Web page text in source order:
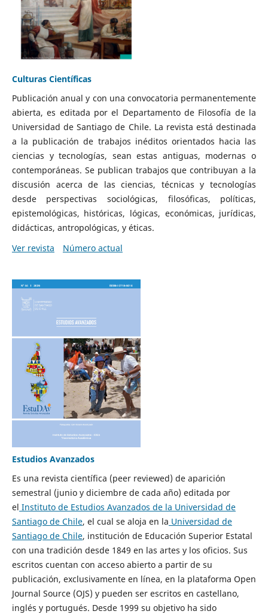
Culturas Científicas
Publicación anual y con una convocatoria permanentemente
abierta, es editada por el Departamento de Filosofía de la
Universidad de Santiago de Chile. La revista está destinada
a la publicación de trabajos inéditos orientados hacia las
ciencias y tecnologías, sean estas antiguas, modernas o
contemporáneas. Se publican trabajos que contribuyan a la
discusión acerca de las ciencias, técnicas y tecnologías
desde perspectivas sociológicas, filosóficas, políticas,
epistemológicas, históricas, lógicas, económicas, jurídicas,
didácticas, antropológicas, y éticas.
Ver revista
Número actual
Estudios Avanzados
Es una revista científica (peer reviewed) de aparición
semestral (junio y diciembre de cada año) editada por
el Instituto de Estudios Avanzados de la Universidad de
Santiago de Chile, el cual se aloja en la Universidad de
Santiago de Chile, institución de Educación Superior Estatal
con una tradición desde 1849 en las artes y los oficios. Sus
escritos cuentan con acceso abierto a partir de su
publicación, exclusivamente en línea, en la plataforma Open
Journal Source (OJS) y pueden ser escritos en castellano,
inglés y portugués. Desde 1999 su objetivo ha sido